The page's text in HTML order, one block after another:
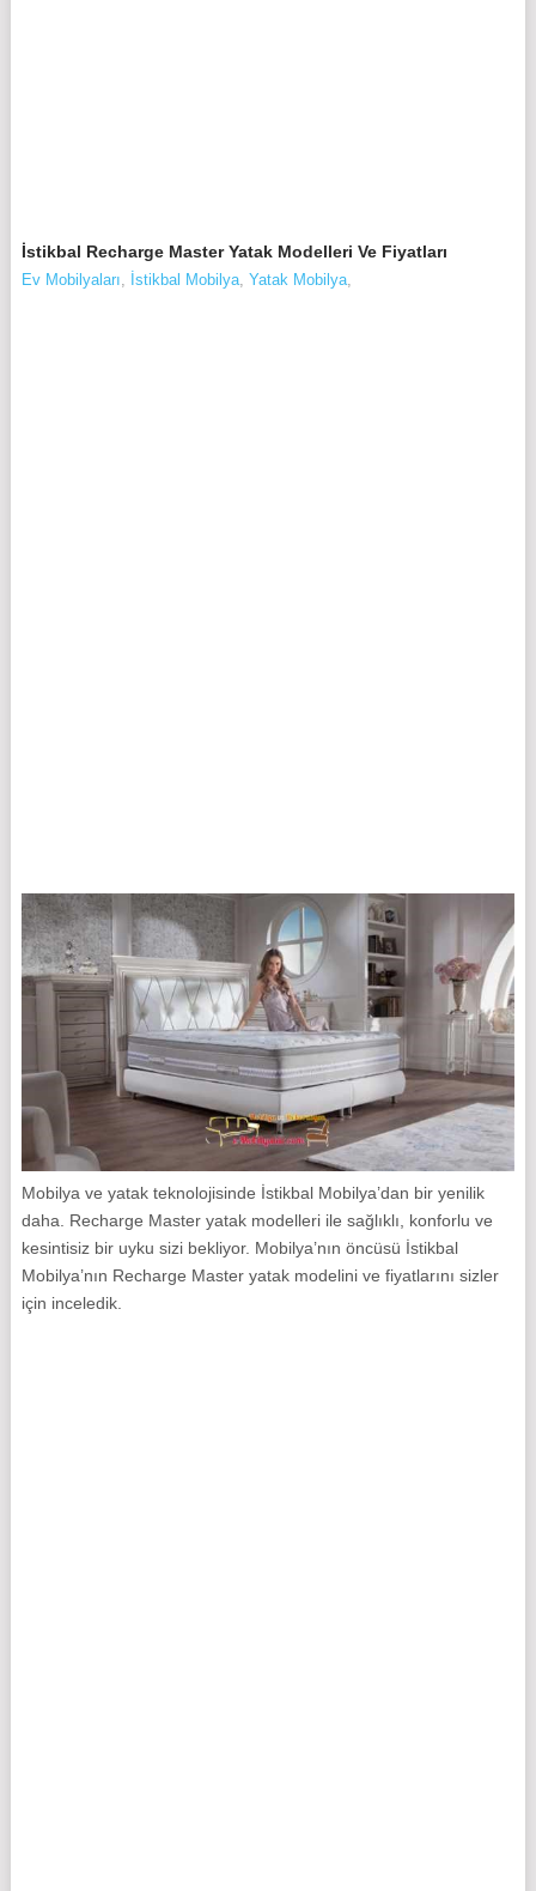
İstikbal Recharge Master Yatak Modelleri Ve Fiyatları
Ev Mobilyaları, İstikbal Mobilya, Yatak Mobilya,
Mobilya ve yatak teknolojisinde İstikbal Mobilya’dan bir yenilik
daha. Recharge Master yatak modelleri ile sağlıklı, konforlu ve
kesintisiz bir uyku sizi bekliyor. Mobilya’nın öncüsü İstikbal
Mobilya’nın Recharge Master yatak modelini ve fiyatlarını sizler
için inceledik.